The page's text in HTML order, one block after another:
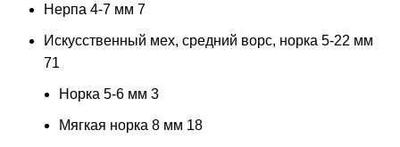
Нерпа 4-7 мм 7
Искусственный мех, средний ворс, норка 5-22 мм
71
Норка 5-6 мм 3
Мягкая норка 8 мм 18